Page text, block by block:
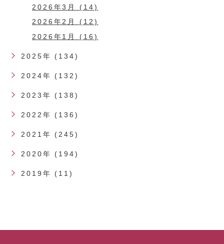
2026年3月 (14)
2026年2月 (12)
2026年1月 (16)
2025年 (134)
2024年 (132)
2023年 (138)
2022年 (136)
2021年 (245)
2020年 (194)
2019年 (11)